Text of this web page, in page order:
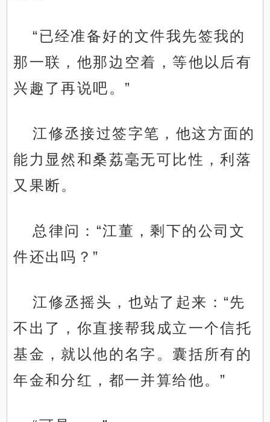
“已经准备好的文件我先签我的
那一联，他那边空着，等他以后有
兴趣了再说吧。”
江修丞接过签字笔，他这方面的
能力显然和桑荔毫无可比性，利落
又果断。
总律问：“江董，剩下的公司文
件还出吗？”
江修丞摇头，也站了起来：“先
不出了，你直接帮我成立一个信托
基金，就以他的名字。囊括所有的
年金和分红，都一并算给他。”